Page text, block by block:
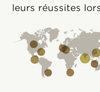
leurs réussites